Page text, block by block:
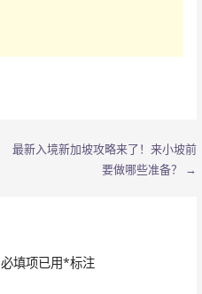
最新入境新加坡攻略来了！来小坡前
要做哪些准备？ →
必填项已用*标注